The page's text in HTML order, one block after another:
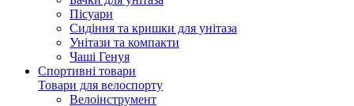
Пісуари
Сидіння та кришки для унітаза
Унітази та компакти
Чаші Генуя
Спортивні товари
Товари для велоспорту
Велоінструмент